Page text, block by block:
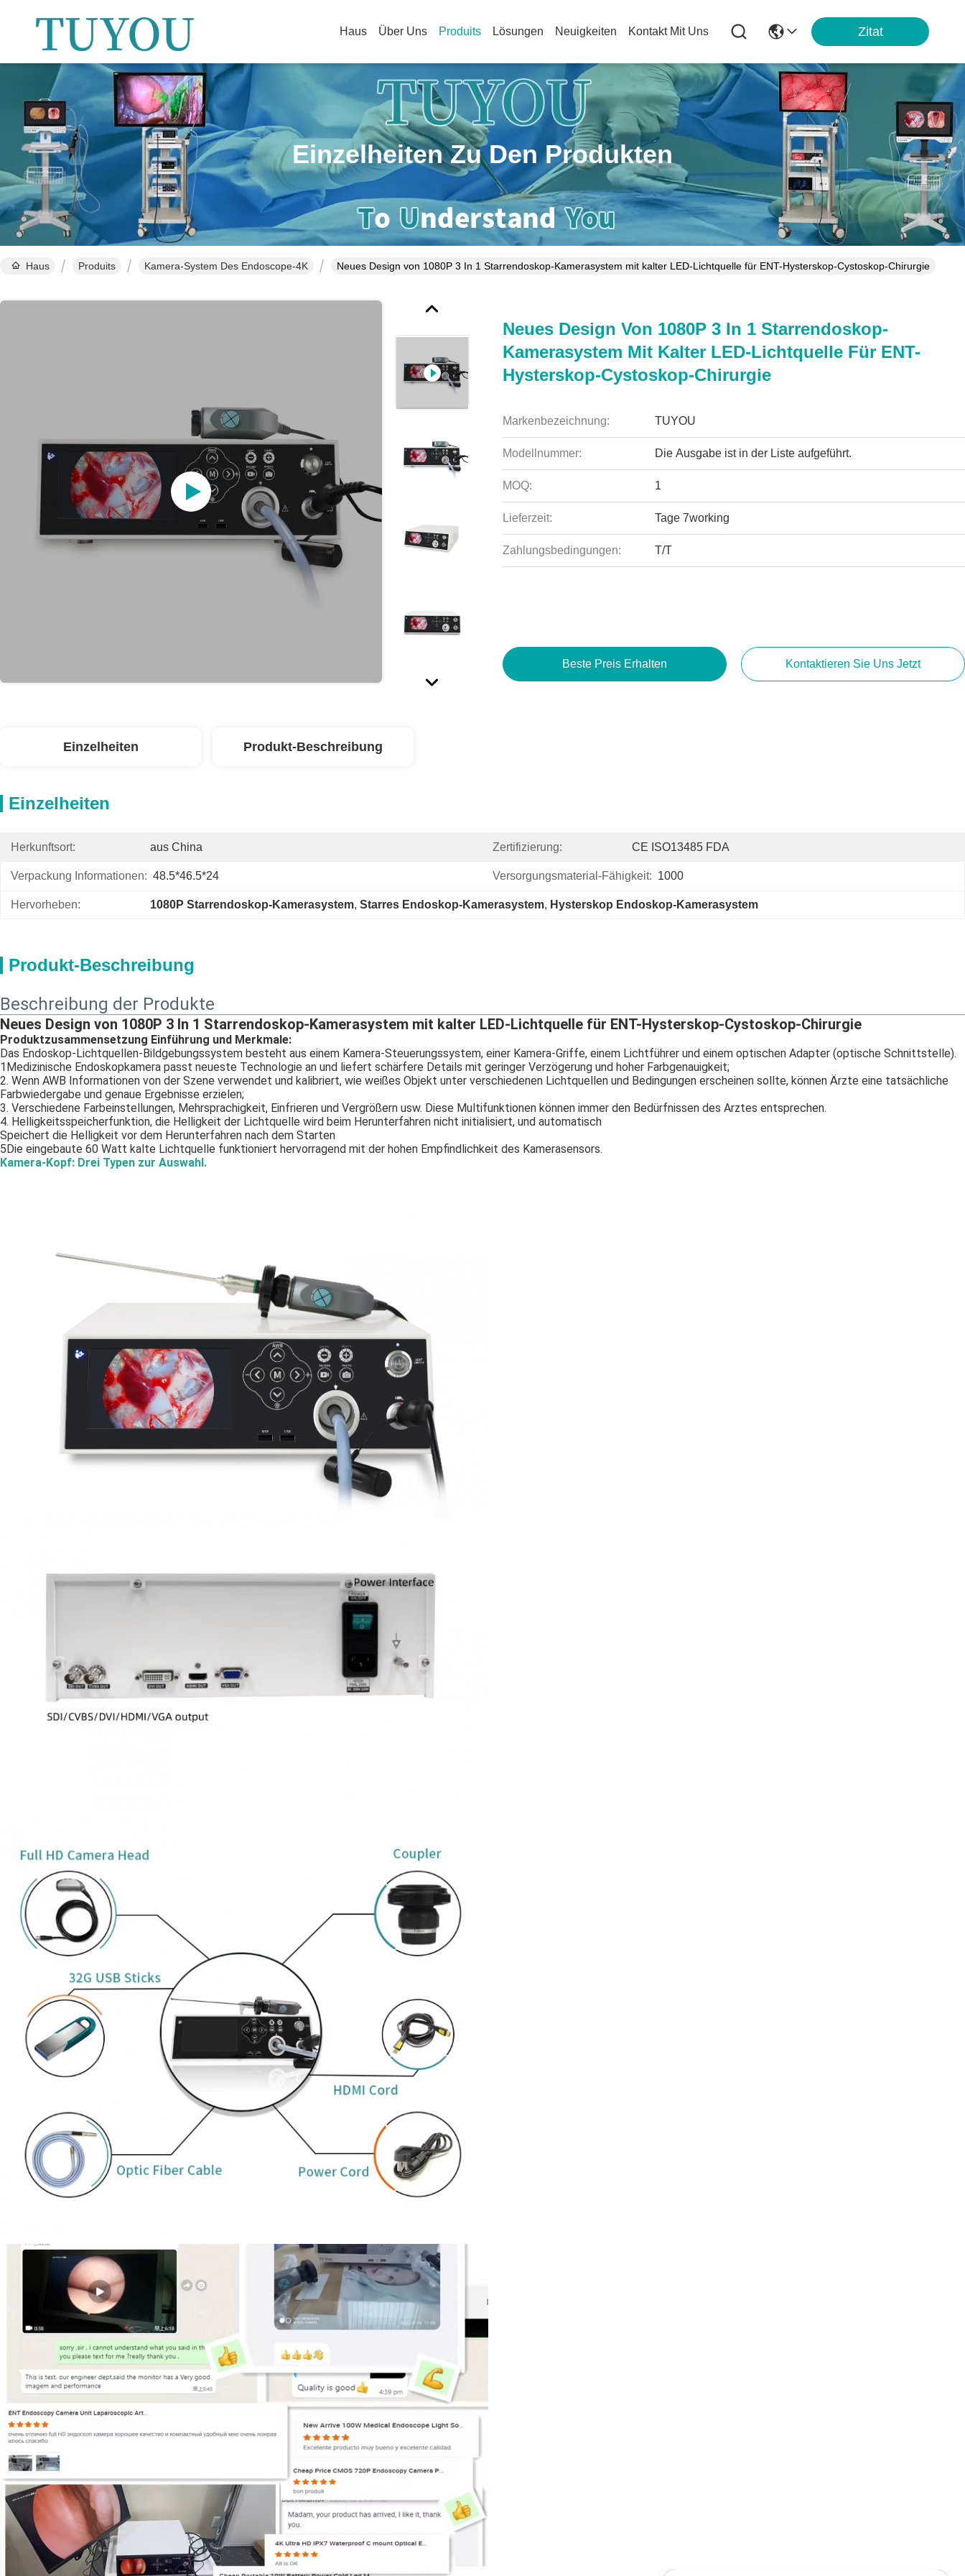
Haus Über Uns Produits Lösungen Neuigkeiten Kontakt Mit Uns Zitat
Einzelheiten Zu Den Produkten
Haus Produits Kamera-System Des Endoscope-4K Neues Design von 1080P 3 In 1 Starrendoskop-Kamerasystem mit kalter LED-Lichtquelle für ENT-Hysterskop-Cystoskop-Chirurgie
Neues Design Von 1080P 3 In 1 Starrendoskop-
Kamerasystem Mit Kalter LED-Lichtquelle Für ENT-
Hysterskop-Cystoskop-Chirurgie
Markenbezeichnung: TUYOU
Modellnummer: Die Ausgabe ist in der Liste aufgeführt.
MOQ: 1
Lieferzeit: Tage 7working
Zahlungsbedingungen: T/T
Beste Preis Erhalten Kontaktieren Sie Uns Jetzt
Einzelheiten Produkt-Beschreibung
Einzelheiten
Herkunftsort: aus China Zertifizierung: CE ISO13485 FDA
Verpackung Informationen: 48.5*46.5*24 Versorgungsmaterial-Fähigkeit: 1000
Hervorheben: 1080P Starrendoskop-Kamerasystem, Starres Endoskop-Kamerasystem, Hysterskop Endoskop-Kamerasystem
Produkt-Beschreibung
Beschreibung der Produkte
Neues Design von 1080P 3 In 1 Starrendoskop-Kamerasystem mit kalter LED-Lichtquelle für ENT-Hysterskop-Cystoskop-Chirurgie
Produktzusammensetzung Einführung und Merkmale:
Das Endoskop-Lichtquellen-Bildgebungssystem besteht aus einem Kamera-Steuerungssystem, einer Kamera-Griffe, einem Lichtführer und einem optischen Adapter (optische Schnittstelle).
1Medizinische Endoskopkamera passt neueste Technologie an und liefert schärfere Details mit geringer Verzögerung und hoher Farbgenauigkeit;
2. Wenn AWB Informationen von der Szene verwendet und kalibriert, wie weißes Objekt unter verschiedenen Lichtquellen und Bedingungen erscheinen sollte, können Ärzte eine tatsächliche
Farbwiedergabe und genaue Ergebnisse erzielen;
3. Verschiedene Farbeinstellungen, Mehrsprachigkeit, Einfrieren und Vergrößern usw. Diese Multifunktionen können immer den Bedürfnissen des Arztes entsprechen.
4. Helligkeitsspeicherfunktion, die Helligkeit der Lichtquelle wird beim Herunterfahren nicht initialisiert, und automatisch
Speichert die Helligkeit vor dem Herunterfahren nach dem Starten
5Die eingebaute 60 Watt kalte Lichtquelle funktioniert hervorragend mit der hohen Empfindlichkeit des Kamerasensors.
Kamera-Kopf: Drei Typen zur Auswahl.